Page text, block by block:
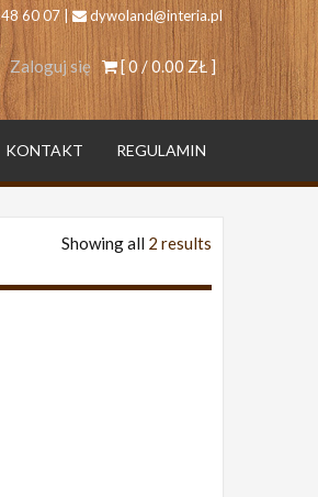
60 07 | dywoland@interia.pl
[ 0 /0.00 ZŁ]
Zaloguj się
KONTAKT REGULAMIN
Showing all 2 results